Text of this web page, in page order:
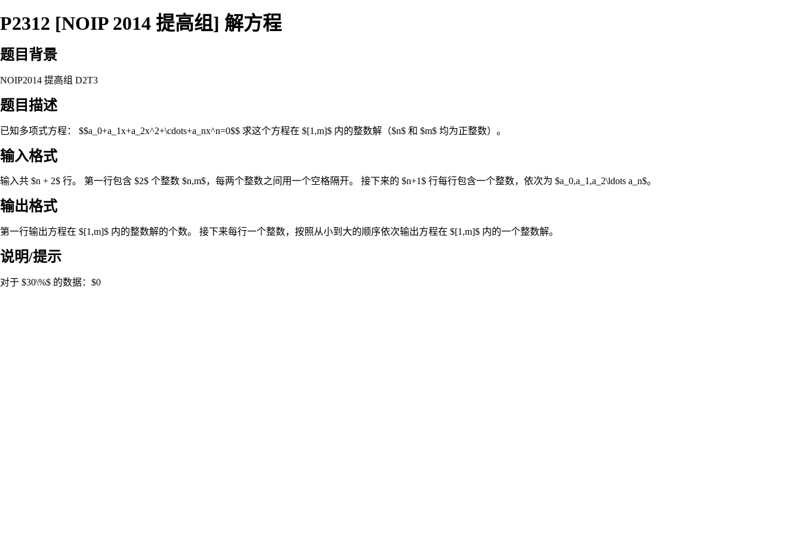
P2312 [NOIP 2014 提高组] 解方程
题目背景
NOIP2014 提高组 D2T3
题目描述
已知多项式方程： $$a_0+a_1x+a_2x^2+\cdots+a_nx^n=0$$ 求这个方程在 $[1,m]$ 内的整数解（$n$ 和 $m$ 均为正整数）。
输入格式
输入共 $n + 2$ 行。 第一行包含 $2$ 个整数 $n,m$，每两个整数之间用一个空格隔开。 接下来的 $n+1$ 行每行包含一个整数，依次为 $a_0,a_1,a_2\ldots a_n$。
输出格式
第一行输出方程在 $[1,m]$ 内的整数解的个数。 接下来每行一个整数，按照从小到大的顺序依次输出方程在 $[1,m]$ 内的一个整数解。
说明/提示
对于 $30\%$ 的数据：$0